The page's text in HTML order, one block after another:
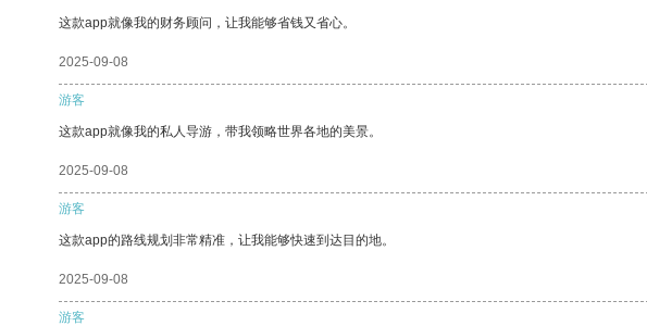
这款app就像我的财务顾问，让我能够省钱又省心。
2025-09-08
游客
这款app就像我的私人导游，带我领略世界各地的美景。
2025-09-08
游客
这款app的路线规划非常精准，让我能够快速到达目的地。
2025-09-08
游客